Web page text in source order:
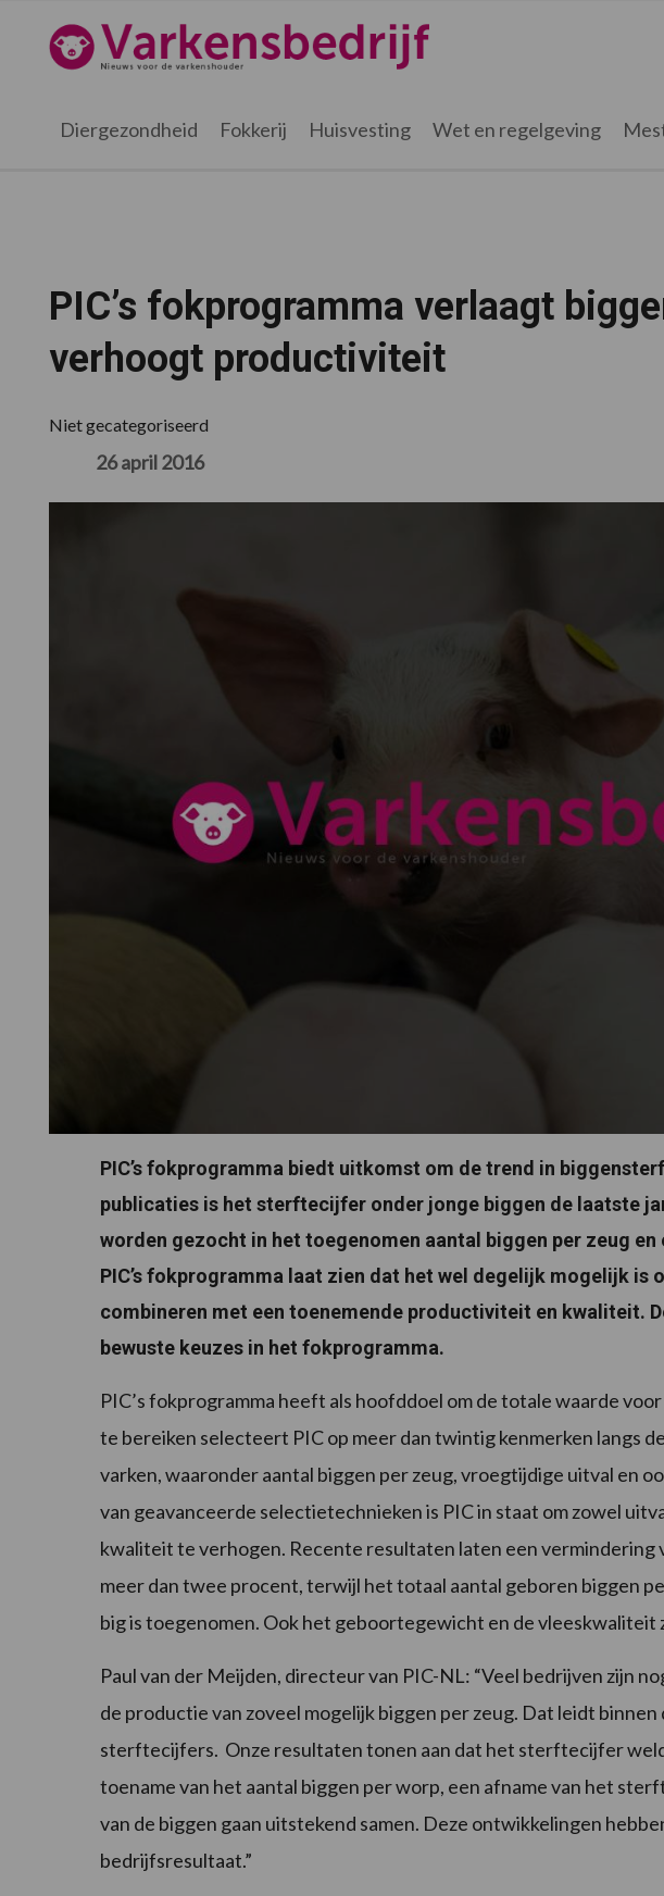
hoofdnavigatie
hoofd
eerste
voettekst
Varkensbedrijf.nl
Diergezondheid Fokkerij Huisvesting Wet en regelgeving
PIC’s fokprogramma verlaagt
verhoogt productiviteit
Niet gecategoriseerd
26 april 2016
PIC’s fokprogramma biedt uitkomst om de trend in
publicaties is het sterftecijfer onder jonge biggen de laatste
worden gezocht in het toegenomen aantal biggen per zeug
PIC’s fokprogramma laat zien dat het wel degelijk mogelijk is
combineren met een toenemende productiviteit en kwaliteit.
bewuste keuzes in het fokprogramma.
PIC’s fokprogramma heeft als hoofddoel om de totale waarde
te bereiken selecteert PIC op meer dan twintig kenmerken langs
varken, waaronder aantal biggen per zeug, vroegtijdige uitval en
van geavanceerde selectietechnieken is PIC in staat om zowel
kwaliteit te verhogen. Recente resultaten laten een vermindering
meer dan twee procent, terwijl het totaal aantal geboren biggen
big is toegenomen. Ook het geboortegewicht en de
Paul van der Meijden, directeur van PIC-NL: “Veel bedrijven zijn
de productie van zoveel mogelijk biggen per zeug. Dat leidt
sterftecijfers. Onze resultaten tonen aan dat het sterftecijfer
toename van het aantal biggen per worp, een afname van het
van de biggen gaan uitstekend samen. Deze ontwikkelingen
bedrijfsresultaat.”